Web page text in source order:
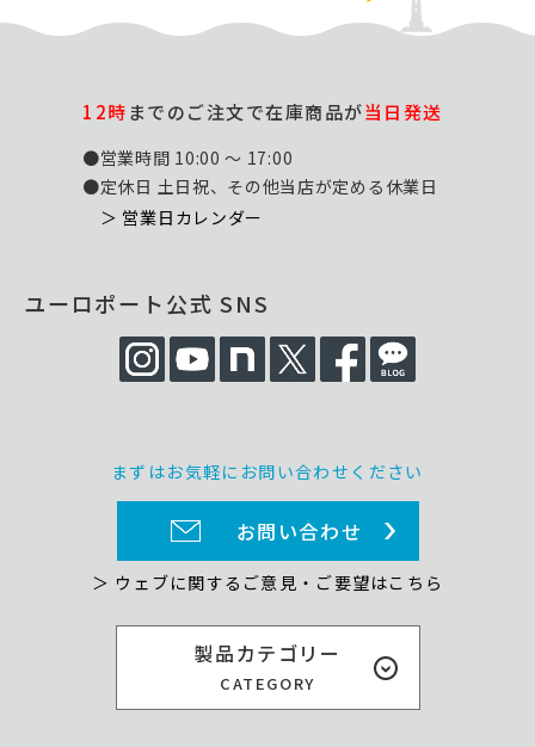
製品カテゴリー
CATEGORY
12時までのご注文で在庫商品が当日発送
●営業時間 10:00 ～ 17:00
●定休日 土日祝、その他当店が定める休業日
＞ 営業日カレンダー
ユーロポート公式 SNS
まずはお気軽にお問い合わせください
お問い合わせ
＞ ウェブに関するご意見・ご要望はこちら